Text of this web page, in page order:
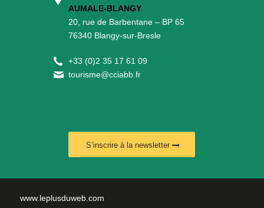
AUMALE-BLANGY
20, rue de Barbentane – BP 65
76340 Blangy-sur-Bresle
+33 (0)2 35 17 61 09
tourisme@cciabb.fr
S’inscrire à la newsletter
www.leplusduweb.com